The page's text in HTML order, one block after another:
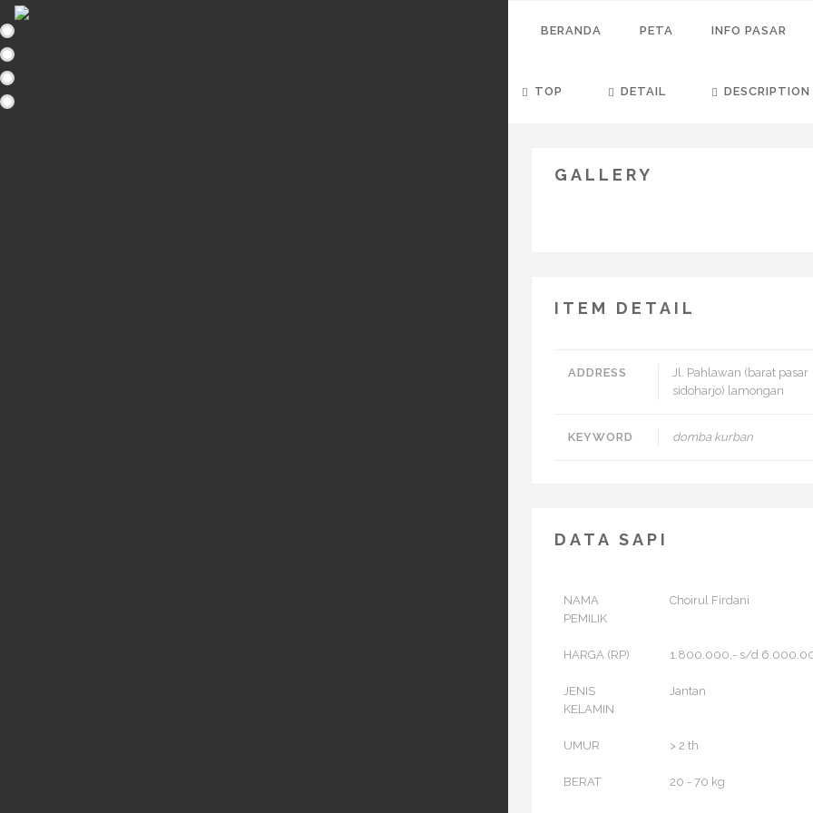
BERANDA PETA INFO PASAR
TOP DETAIL DESCRIPTION
GALLERY
ITEM DETAIL
ADDRESS
Jl. Pahlawan (barat pasar
sidoharjo) lamongan
KEYWORD domba kurban
DATA SAPI
NAMA
PEMILIK
Choirul Firdani
HARGA (RP) 1.800.000,- s/d
JENIS
KELAMIN
Jantan
UMUR > 2 th
BERAT 20 - 70 kg